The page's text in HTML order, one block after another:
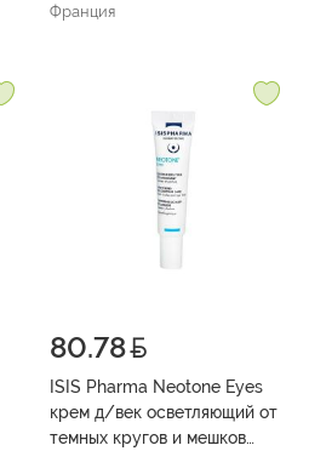
Франция
80.78
ISIS Pharma Neotone Eyes
крем д/век осветляющий от
темных кругов и мешков